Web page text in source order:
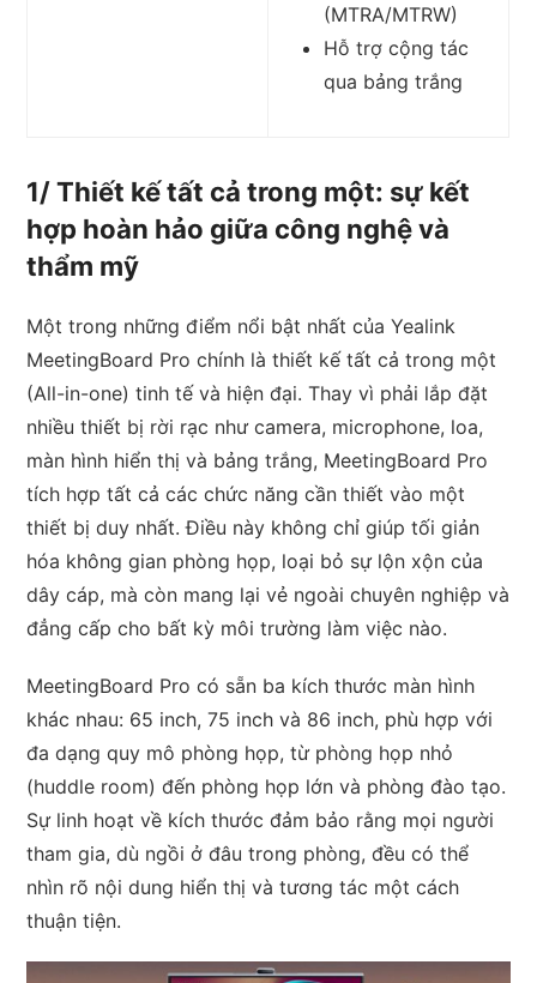
(MTRA/MTRW)
Hỗ trợ cộng tác
qua bảng trắng
1/ Thiết kế tất cả trong một: sự kết
hợp hoàn hảo giữa công nghệ và
thẩm mỹ
Một trong những điểm nổi bật nhất của Yealink
MeetingBoard Pro chính là thiết kế tất cả trong một
(All-in-one) tinh tế và hiện đại. Thay vì phải lắp đặt
nhiều thiết bị rời rạc như camera, microphone, loa,
màn hình hiển thị và bảng trắng, MeetingBoard Pro
tích hợp tất cả các chức năng cần thiết vào một
thiết bị duy nhất. Điều này không chỉ giúp tối giản
hóa không gian phòng họp, loại bỏ sự lộn xộn của
dây cáp, mà còn mang lại vẻ ngoài chuyên nghiệp và
đẳng cấp cho bất kỳ môi trường làm việc nào.
MeetingBoard Pro có sẵn ba kích thước màn hình
khác nhau: 65 inch, 75 inch và 86 inch, phù hợp với
đa dạng quy mô phòng họp, từ phòng họp nhỏ
(huddle room) đến phòng họp lớn và phòng đào tạo.
Sự linh hoạt về kích thước đảm bảo rằng mọi người
tham gia, dù ngồi ở đâu trong phòng, đều có thể
nhìn rõ nội dung hiển thị và tương tác một cách
thuận tiện.